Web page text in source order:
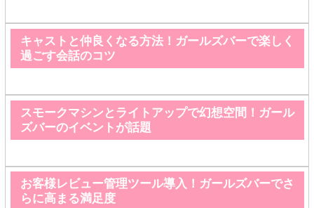
キャストと仲良くなる方法！ガールズバーで楽しく
過ごす会話のコツ
スモークマシンとライトアップで幻想空間！ガール
ズバーのイベントが話題
お客様レビュー管理ツール導入！ガールズバーでさ
らに高まる満足度